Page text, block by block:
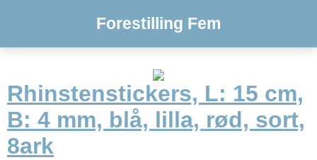
Forestilling Fem
Rhinstenstickers, L: 15 cm,
B: 4 mm, blå, lilla, rød, sort,
8ark